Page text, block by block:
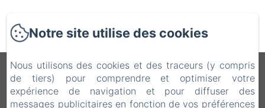
DÉCOUVRIR
B&B Vecchio Torchio
Politique de confidentialité Informations légales
Notre site utilise des cookies
Nous utilisons des cookies et des traceurs (y compris
de tiers) pour comprendre et optimiser votre
expérience de navigation et pour diffuser des
messages publicitaires en fonction de vos préférences